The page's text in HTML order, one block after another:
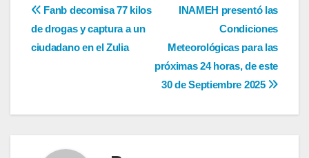
Navegación
de
INAMEH presentó las
Condiciones
Meteorológicas para las
próximas 24 horas, de este
30 de Septiembre 2025
Fanb decomisa 77 kilos
de drogas y captura a un
ciudadano en el Zulia